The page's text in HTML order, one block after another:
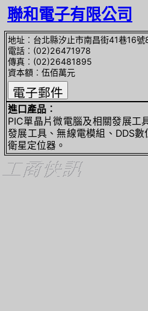
聯和電子有限公司
地址︰台北縣汐止市南昌街41巷16號
電話︰(02)26471978
傳真︰(02)26481895
資本額︰伍佰萬元
進口產品︰
PIC單晶片微電腦及相關發展工
發展工具、無線電模組、DDS
衛星定位器。